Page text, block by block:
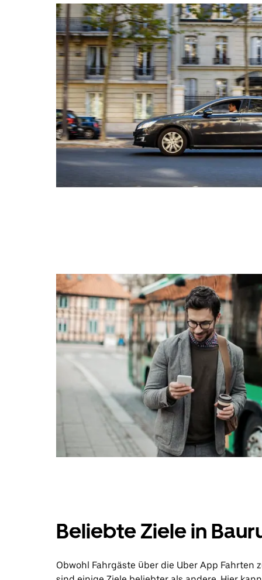
Beliebte Ziele in
Obwohl Fahrgäste über die Uber App